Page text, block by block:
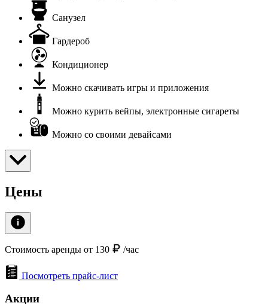
Санузел
Гардероб
Кондиционер
Можно скачивать игры и приложения
Можно курить вейпы, электронные сигареты
Можно со своими девайсами
Цены
Стоимость аренды от 130 /час
Посмотреть прайс-лист
Акции